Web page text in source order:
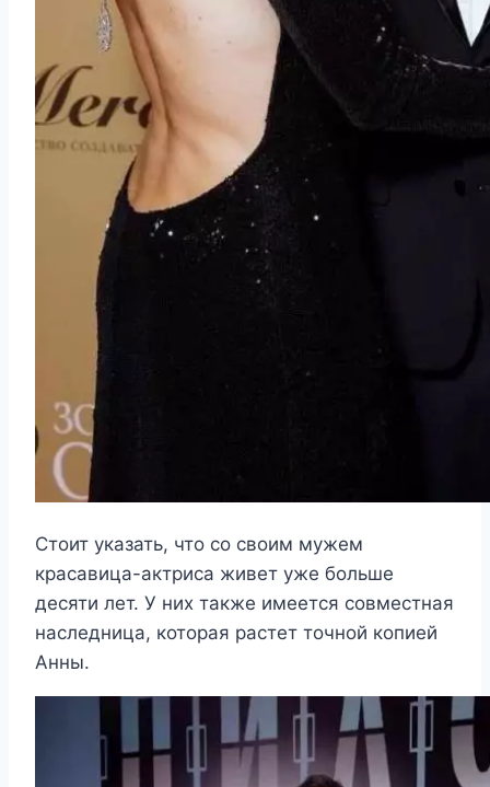
Стоит указать, что со своим мужем
красавица-актриса живет уже больше
десяти лет. У них также имеется совместная
наследница, которая растет точной копией
Анны.